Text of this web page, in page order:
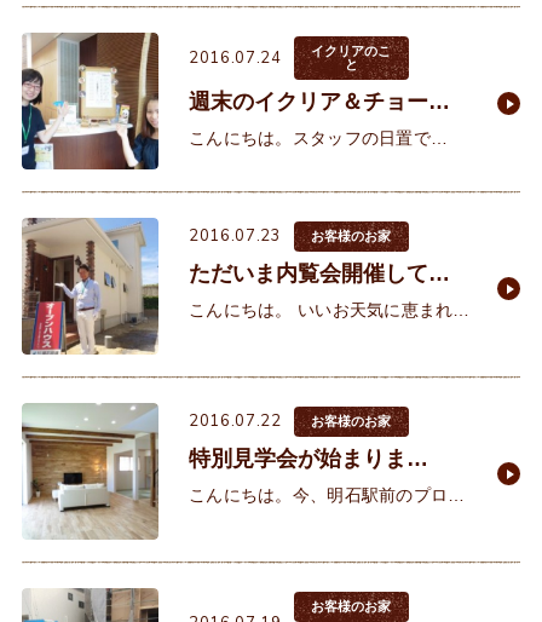
るようになりました(+o+)皆さ
2016.07.24
イクリアのこ
と
週末のイクリア＆チョーク
アートのお知らせ
こんにちは。スタッフの日置で
店予約をいただいております（●＾o
＾●）暑い中、足を運んで下さって
いただき、本当に有難う
2016.07.23 お客様のお家
ただいま内覧会開催してお
ります！
こんにちは。 いいお天気に恵まれま
す！
2016.07.22 お客様のお家
特別見学会が始まりま
す！！
こんにちは。今、明石駅前のプロジ
です（●＾o＾●）お客様のお家